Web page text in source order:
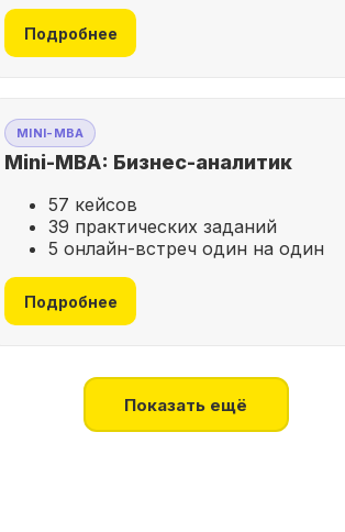
Подробнее
MINI-MBA
Mini-MBA: Бизнес-аналитик
57 кейсов
39 практических заданий
5 онлайн-встреч один на один
Подробнее
Показать ещё